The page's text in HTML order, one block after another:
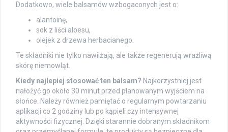
Dodatkowo, wiele balsamów wzbogaconych jest o:
alantoinę,
sok z liści aloesu,
olejek z drzewa herbacianego.
Te składniki nie tylko nawilżają, ale także regenerują wrażliwą
skórę niemowląt.
Kiedy najlepiej stosować ten balsam? Najkorzystniej jest
nałożyć go około 30 minut przed planowanym wyjściem na
słońce. Należy również pamiętać o regularnym powtarzaniu
aplikacji co 2 godziny lub po kąpieli czy intensywnej
aktywności fizycznej. Dzięki starannie dobranym składnikom